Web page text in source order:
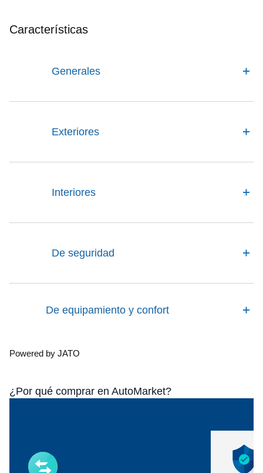
Características
Generales
Exteriores
Interiores
De seguridad
De equipamiento y confort
Powered by JATO
¿Por qué comprar en AutoMarket?